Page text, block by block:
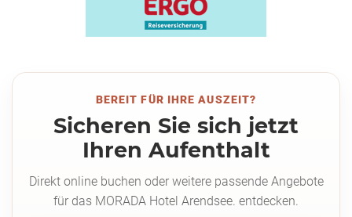
BEREIT FÜR IHRE AUSZEIT?
Sicheren Sie sich jetzt
Ihren Aufenthalt
Direkt online buchen oder weitere passende Angebote
für das MORADA Hotel Arendsee. entdecken.